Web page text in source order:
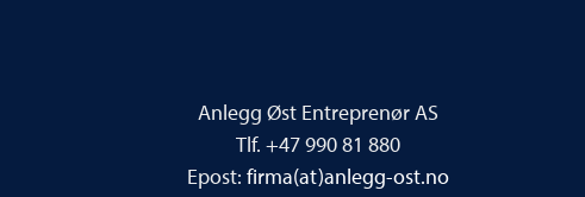
Anlegg Øst Entreprenør AS
Tlf. +47 990 81 880
Epost:firma(at)anlegg-ost.no